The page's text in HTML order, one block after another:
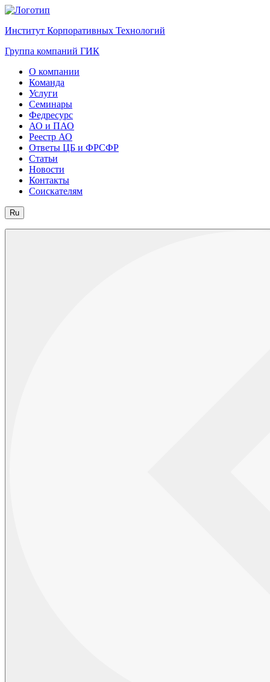
Институт Корпоративных Технологий
Группа компаний ГИК
О компании
Команда
Услуги
Семинары
Федресурс
АО и ПАО
Реестр АО
Ответы ЦБ и ФРСФР
Статьи
Новости
Контакты
Соискателям
Ru